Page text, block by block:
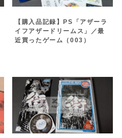
【購入品記録】PS「アザーラ
イフアザードリームス」／最
近買ったゲーム（003）